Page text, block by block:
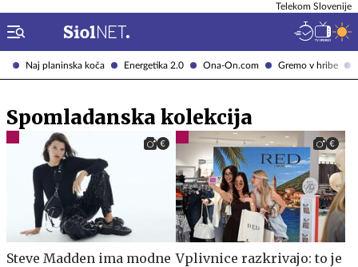
Naj planinska koča Energetika 2.0 Ona-On.com Gremo v hribe
Telekom Slovenije
Spomladanska kolekcija
Steve Madden ima modne Vplivnice razkrivajo: to je